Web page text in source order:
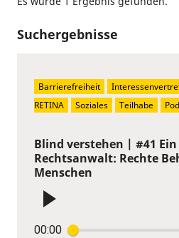
Suchergebnisse
Blind verstehen | #41
Rechtsanwalt: Rechte
Menschen
00:00
Barrierefreiheit
RETINA
Soziales Teilhabe